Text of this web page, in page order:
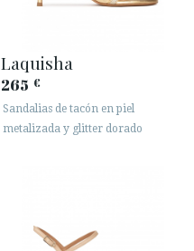
Laquisha
265 €
Sandalias de tacón en piel
metalizada y glitter dorado